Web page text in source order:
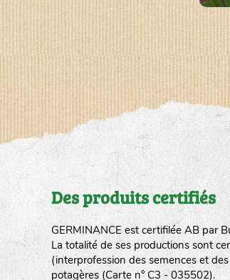
Des produits certifiés
GERMINANCE est certifilée AB par
La totalité de ses productions sont
(interprofession des semences et
potagères (Carte n° C3 - 035502).